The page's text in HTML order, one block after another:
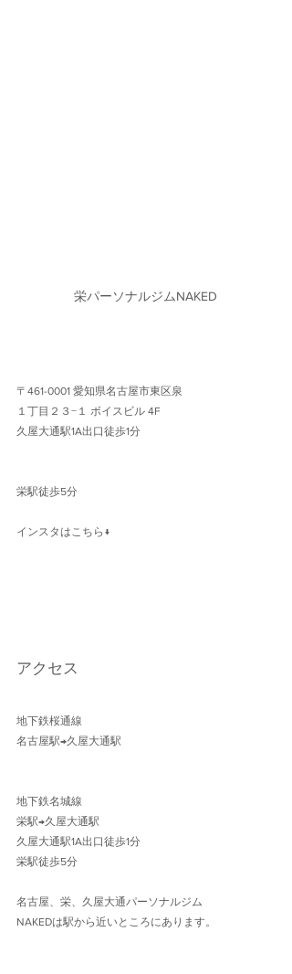
栄パーソナルジムNAKED
〒461-0001 愛知県名古屋市東区泉
１丁目２３−１ ボイスビル 4F
久屋大通駅1A出口徒歩1分
栄駅徒歩5分
インスタはこちら↓
アクセス
地下鉄桜通線
名古屋駅→久屋大通駅
地下鉄名城線
栄駅→久屋大通駅
久屋大通駅1A出口徒歩1分
栄駅徒歩5分
名古屋、栄、久屋大通パーソナルジム
NAKEDは駅から近いところにあります。